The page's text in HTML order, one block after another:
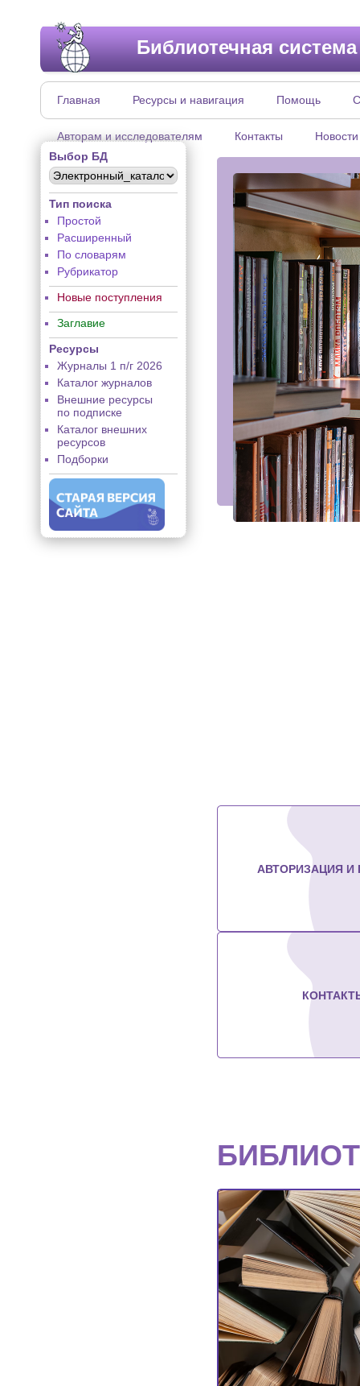
Библиотечная
Главная Ресурсы и навигация Помощь
Авторам и исследователям Контакты
Новости
Выбор БД
Тип поиска
Простой
Расширенный
По словарям
Рубрикатор
Новые поступления
Заглавие
Ресурсы
Журналы 1 п/г 2026
Каталог журналов
Внешние ресурсы
по подписке
Каталог внешних
ресурсов
Подборки
АВТОРИЗАЦИЯ